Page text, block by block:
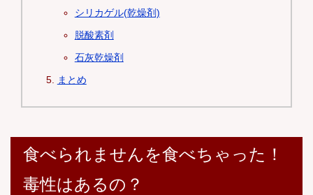
シリカゲル(乾燥剤)
脱酸素剤
石灰乾燥剤
まとめ
食べられませんを食べちゃった！
毒性はあるの？